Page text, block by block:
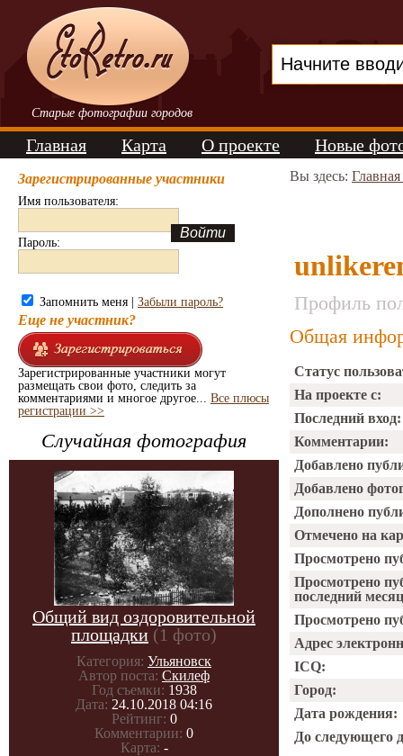
Старые фотографии городов
Главная Карта О проекте Новые
Зарегистрированные участники
Имя пользователя:
Пароль:
Запомнить меня | Забыли пароль?
Еще не участник?
Зарегистрированные участники могут
размещать свои фото, следить за
комментариями и многое другое... Все плюсы
регистрации >>
Случайная фотография
Общий вид оздоровительной
площадки (1 фото)
Категория: Ульяновск
Автор поста: Скилеф
Год съемки: 1938
Дата: 24.10.2018 04:16
Рейтинг: 0
Комментарии: 0
Карта: -
Вы здесь:
Профиль
Общая
Статус
На проекте с:
Последний вход:
Комментарии:
Добавлено
Добавлено
Дополнено
Отмечено на
Просмотрено
Просмотрено
последний
Просмотрено
Адрес
ICQ:
Город:
Дата рождения:
До следующего